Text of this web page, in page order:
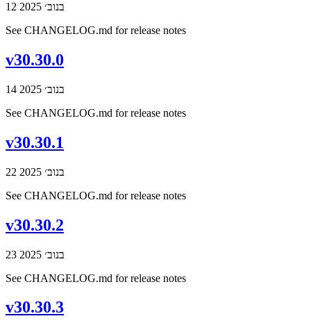
12 בנוב׳ 2025
See CHANGELOG.md for release notes
v30.30.0
14 בנוב׳ 2025
See CHANGELOG.md for release notes
v30.30.1
22 בנוב׳ 2025
See CHANGELOG.md for release notes
v30.30.2
23 בנוב׳ 2025
See CHANGELOG.md for release notes
v30.30.3